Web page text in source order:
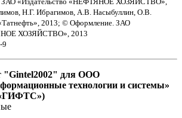
Н.Г. Ибрагимов, А.В. Насыбуллин, О.В.
2013; © Оформление. ЗАО
ХОЗЯЙСТВО», 2013
9
"Gintel2002" для ООО
технологии и системы»